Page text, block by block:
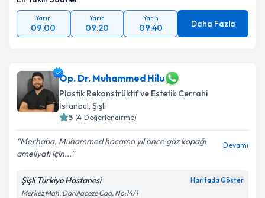
Yarın
09:00
Yarın
09:20
Yarın
09:40 Daha Fazla
Op. Dr. Muhammed Hilu
Plastik Rekonstrüktif ve Estetik Cerrahi
İstanbul, Şişli
5 (4 Değerlendirme)
Merhaba, Muhammed hocama yıl önce göz kapağı
ameliyatı için...
Devamı
Şişli Türkiye Hastanesi Haritada Göster
Merkez Mah. Darülaceze Cad. No:14/1